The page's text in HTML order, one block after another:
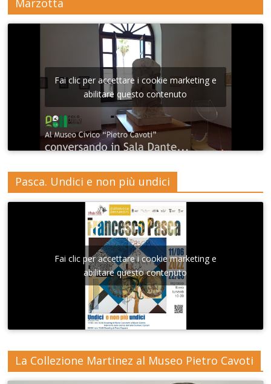
Fai clic per accettare i cookie marketing e
abilitare questo contenuto
Pasca. Undici e non più undici
Fai clic per accettare i cookie marketing e
abilitare questo contenuto
La Collezione Martinez al Museo Pietro Cavoti